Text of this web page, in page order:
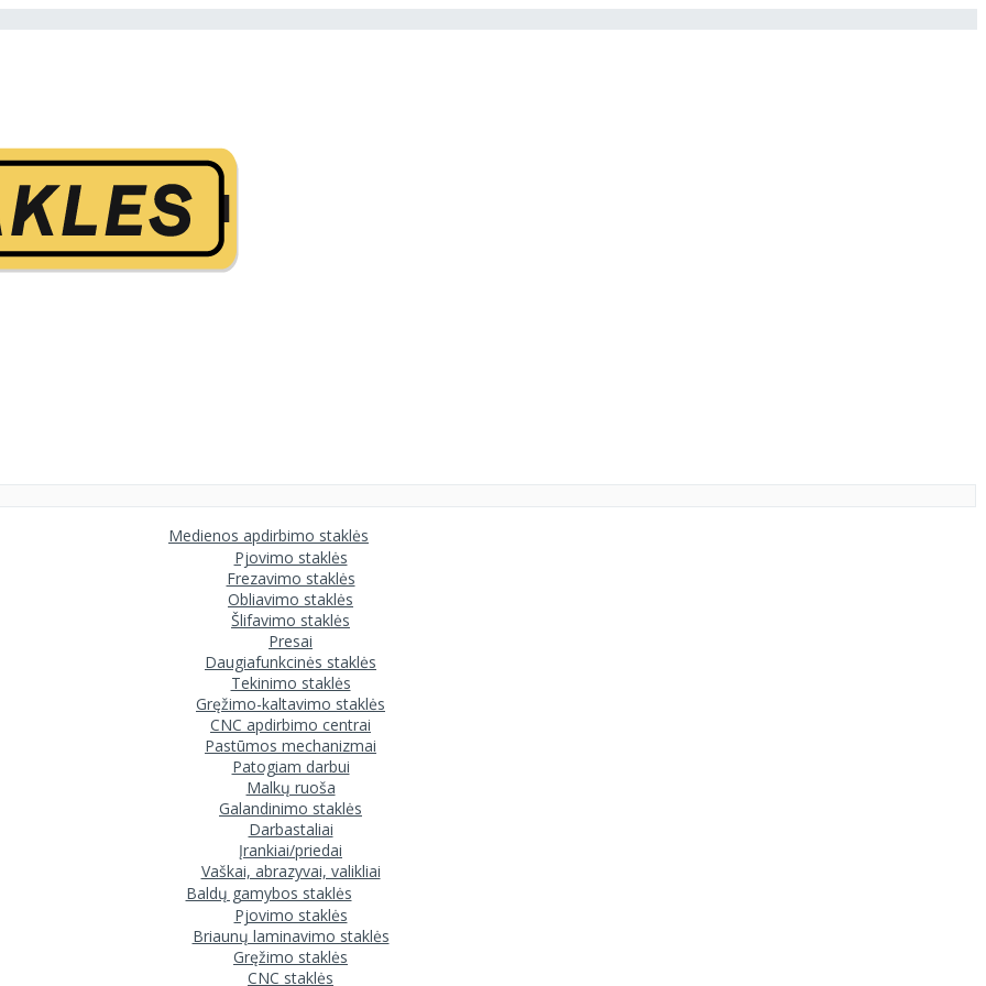
Medienos apdirbimo staklės
Pjovimo staklės
Frezavimo staklės
Obliavimo staklės
Šlifavimo staklės
Presai
Daugiafunkcinės staklės
Tekinimo staklės
Gręžimo-kaltavimo staklės
CNC apdirbimo centrai
Pastūmos mechanizmai
Patogiam darbui
Malkų ruoša
Galandinimo staklės
Darbastaliai
Įrankiai/priedai
Vaškai, abrazyvai, valikliai
Baldų gamybos staklės
Pjovimo staklės
Briaunų laminavimo staklės
Gręžimo staklės
CNC staklės